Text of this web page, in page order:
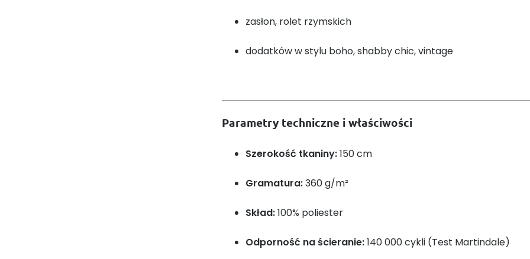
zasłon, rolet rzymskich
dodatków w stylu boho, shabby chic, vintage
Parametry techniczne i właściwości
Szerokość tkaniny:150 cm
Gramatura:360 g/m²
Skład:100% poliester
Odporność na ścieranie:140 000 cykli (Test Martindale)